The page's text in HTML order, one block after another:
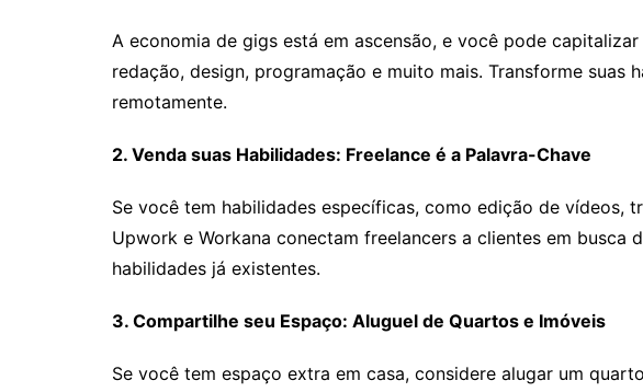
A economia de gigs está em ascensão, e você pode
redação, design, programação e muito mais. Transforme
remotamente.
2. Venda suas Habilidades: Freelance é a Palavra-Chave
Se você tem habilidades específicas, como edição de vídeos,
Upwork e Workana conectam freelancers a clientes em busca
habilidades já existentes.
3. Compartilhe seu Espaço: Aluguel de Quartos e Imóveis
Se você tem espaço extra em casa, considere alugar um